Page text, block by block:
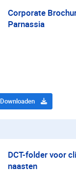
Corporate
Parnassia
Downloaden
DCT-folder voor
naasten